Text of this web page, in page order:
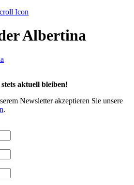
Albertina
aktuell bleiben!
Newsletter akzeptieren Sie unsere
.